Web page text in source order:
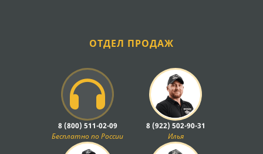
ОТДЕЛ ПРОДАЖ
8 (800) 511-02-09
Бесплатно по России
8 (922) 502-90-31
Илья